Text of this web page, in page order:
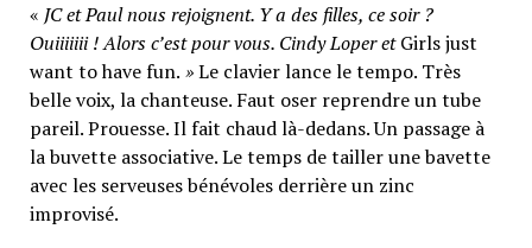
« JC et Paul nous rejoignent. Y a des filles, ce soir ?
Ouiiiiiii ! Alors c’est pour vous. Cindy Loper etGirls just
want to have fun. »Le clavier lance le tempo. Très
belle voix, la chanteuse. Faut oser reprendre un tube
pareil. Prouesse. Il fait chaud là-dedans. Un passage à
la buvette associative. Le temps de tailler une bavette
avec les serveuses bénévoles derrière un zinc
improvisé.